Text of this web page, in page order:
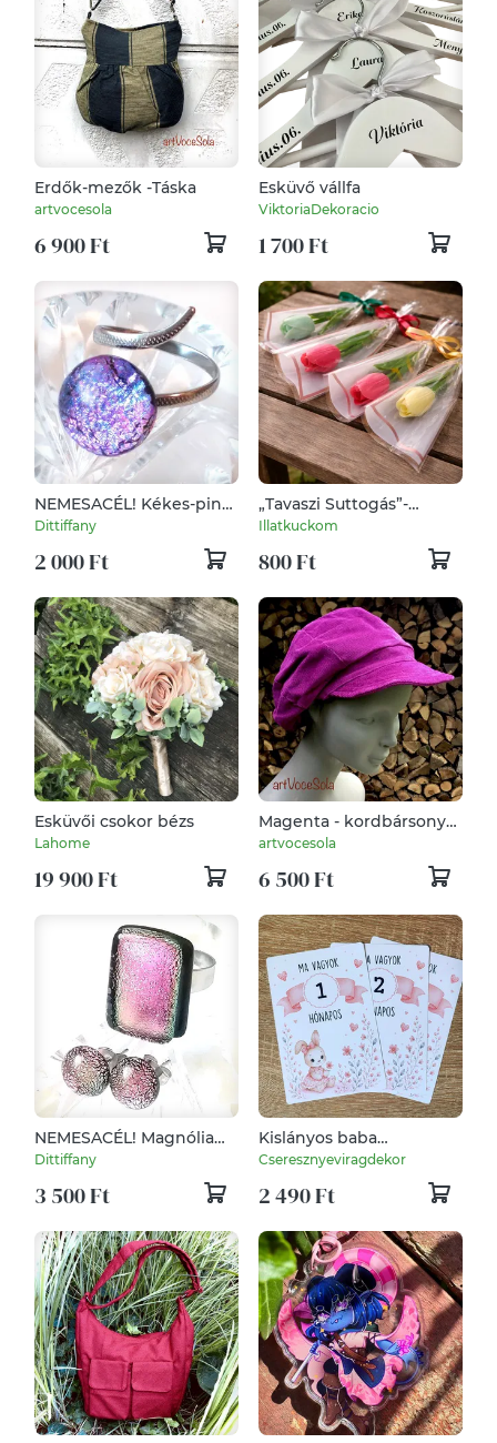
Erdők-mezők -Táska
artvocesola
6 900 Ft
Esküvő vállfa
ViktoriaDekoracio
1 700 Ft
NEMESACÉL! Kékes-pink
kígyó gyűrű.
Dittiffany
2 000 Ft
„Tavaszi Suttogás”-
illatviasz
Illatkuckom
800 Ft
Esküvői csokor bézs
Lahome
19 900 Ft
Magenta - kordbársony
Sapka
artvocesola
6 500 Ft
NEMESACÉL! Magnólia
gyűrű és fülbevaló.
Dittiffany
3 500 Ft
Kislányos baba
hónapkártya szett – 1–12
hónap 10×15 cm
Cseresznyeviragdekor
2 490 Ft